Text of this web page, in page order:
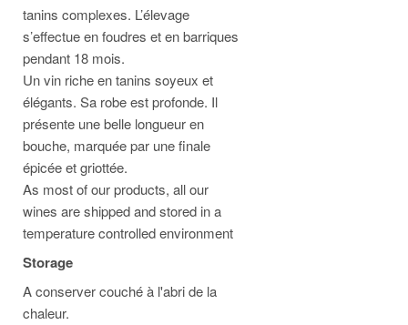
tanins complexes. L’élevage
s’effectue en foudres et en barriques
pendant 18 mois.
Un vin riche en tanins soyeux et
élégants. Sa robe est profonde. Il
présente une belle longueur en
bouche, marquée par une finale
épicée et griottée.
As most of our products, all our
wines are shipped and stored in a
temperature controlled environment
Storage
A conserver couché à l'abri de la
chaleur.